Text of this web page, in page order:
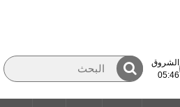
الشروق
05:46